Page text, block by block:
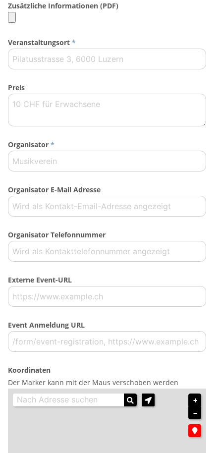
Zusätzliche Informationen (PDF)
Veranstaltungsort *
Preis
Organisator *
Organisator E-Mail Adresse
Organisator Telefonnummer
Externe Event-URL
Event Anmeldung URL
Koordinaten
Der Marker kann mit der Maus verschoben werden
+
−